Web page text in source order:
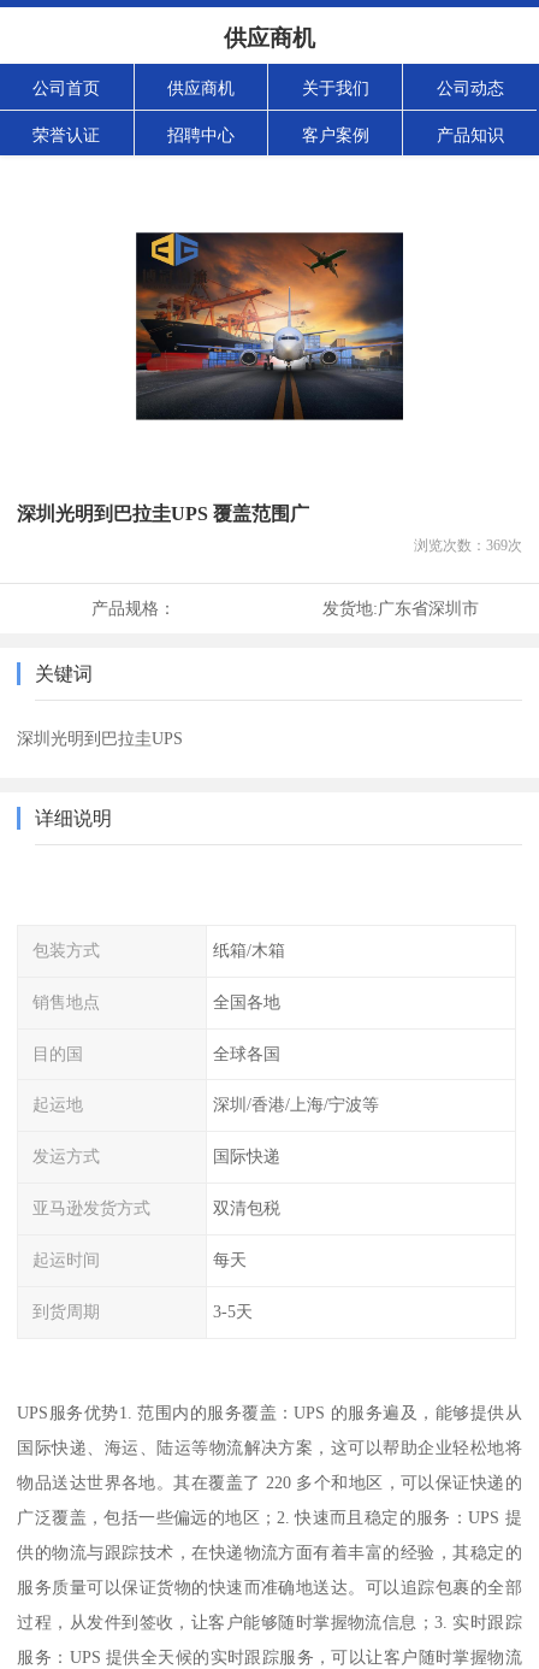
供应商机
公司首页 供应商机 关于我们 公司动态
荣誉认证 招聘中心 客户案例 产品知识
深圳光明到巴拉圭UPS 覆盖范围广
浏览次数： 369次
产品规格： 发货地:广东省深圳市
关键词
深圳光明到巴拉圭UPS
详细说明
包装方式 纸箱/木箱
销售地点 全国各地
目的国 全球各国
起运地 深圳/香港/上海/宁波等
发运方式 国际快递
亚马逊发货方式 双清包税
起运时间 每天
到货周期 3-5天
UPS服务优势1. 范围内的服务覆盖：UPS 的服务遍及，能够提供从
国际快递、海运、陆运等物流解决方案，这可以帮助企业轻松地将
物品送达世界各地。其在覆盖了 220 多个和地区，可以保证快递的
广泛覆盖，包括一些偏远的地区；2. 快速而且稳定的服务：UPS 提
供的物流与跟踪技术，在快递物流方面有着丰富的经验，其稳定的
服务质量可以保证货物的快速而准确地送达。可以追踪包裹的全部
过程，从发件到签收，让客户能够随时掌握物流信息；3. 实时跟踪
服务：UPS 提供全天候的实时跟踪服务，可以让客户随时掌握物流